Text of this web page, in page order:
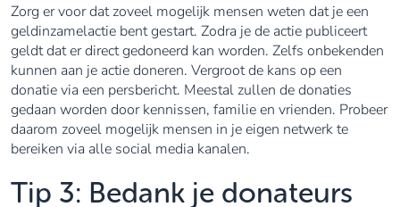
Zorg er voor dat zoveel mogelijk mensen weten dat je een
geldinzamelactie bent gestart. Zodra je de actie publiceert
geldt dat er direct gedoneerd kan worden. Zelfs onbekenden
kunnen aan je actie doneren. Vergroot de kans op een
donatie via een persbericht. Meestal zullen de donaties
gedaan worden door kennissen, familie en vrienden. Probeer
daarom zoveel mogelijk mensen in je eigen netwerk te
bereiken via alle social media kanalen.
Tip 3: Bedank je donateurs